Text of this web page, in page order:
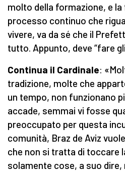
molto della formazione, e la
processo continuo che
vivere, va da sé che il
tutto. Appunto, deve “fare
Continua il Cardinale:
tradizione, molte che
un tempo, non funzionano
accade, semmai vi fosse
preoccupato per questa
comunità, Braz de Aviz
che non si tratta di toccare
solamente cose, a suo dire,